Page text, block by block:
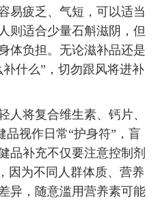
易疲乏、气短，可以适当
则适合少量石斛滋阴，但
体负担。无论滋补品还是
什么”，切勿跟风将进补
人将复合维生素、钙片、
品视作日常“护身符”，盲
品补充不仅要注意控制剂
因为不同人群体质、营养
异，随意滥用营养素可能